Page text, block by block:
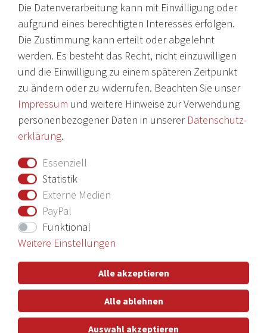
© 2026 Copyright Victoria Weine
Impressum
Daten­schutz­erklärung
AGB
Barrierefreiheitserklärung
Widerrufs­recht
Vertrag widerrufen
Nichts verpassen mit unserem Newsletter
Hiermit bestätige ich, dass ich dieDaten­schutz­erklärunggelesen
habe. Meine Einwilligung kann ich jederzeit widerrufen.**
Abonnieren
Die Datenverarbeitung kann mit Einwilligung oder
aufgrund eines berechtigten Interesses erfolgen.
Die Zustimmung kann erteilt oder abgelehnt
werden. Es besteht das Recht, nicht einzuwilligen
und die Einwilligung zu einem späteren Zeitpunkt
zu ändern oder zu widerrufen. Beachten Sie unser
Impressum und weitere Hinweise zur Verwendung
personenbezogener Daten in unserer Daten­schutz­
erklärung.
Essenziell
Statistik
Externe Medien
PayPal
Funktional
Weitere Einstellungen
Alle akzeptieren
Alle ablehnen
Auswahl akzeptieren